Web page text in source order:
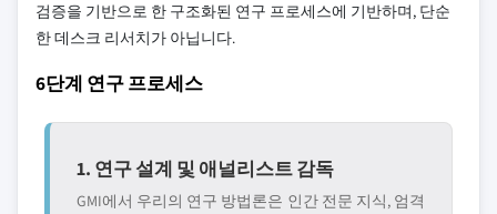
검증을 기반으로 한 구조화된 연구 프로세스에 기반하며, 단순
한 데스크 리서치가 아닙니다.
6단계 연구 프로세스
1. 연구 설계 및 애널리스트 감독
GMI에서 우리의 연구 방법론은 인간 전문 지식, 엄격